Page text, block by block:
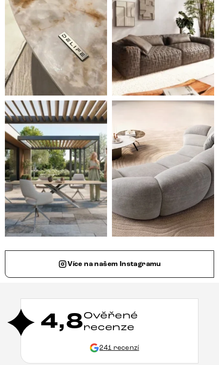
Styl, odolnost a společné chvíle pod širým nebem.
Ne každá pohovka je jen
Více na našem Instagramu
4,8Ověřené
recenze
241 recenzí